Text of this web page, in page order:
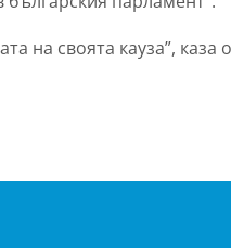
на своята кауза”,